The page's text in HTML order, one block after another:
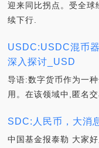
迎来同比拐点。受全球
续下行.
USDC:USDC混币
深入探讨_USD
导语:数字货币作为一
用。在该领域中,匿名
SDC:人民币，大消
中国基金报泰勒 大家